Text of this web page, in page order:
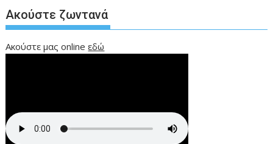
Ακούστε ζωντανά
Ακούστε μας onlineεδώ